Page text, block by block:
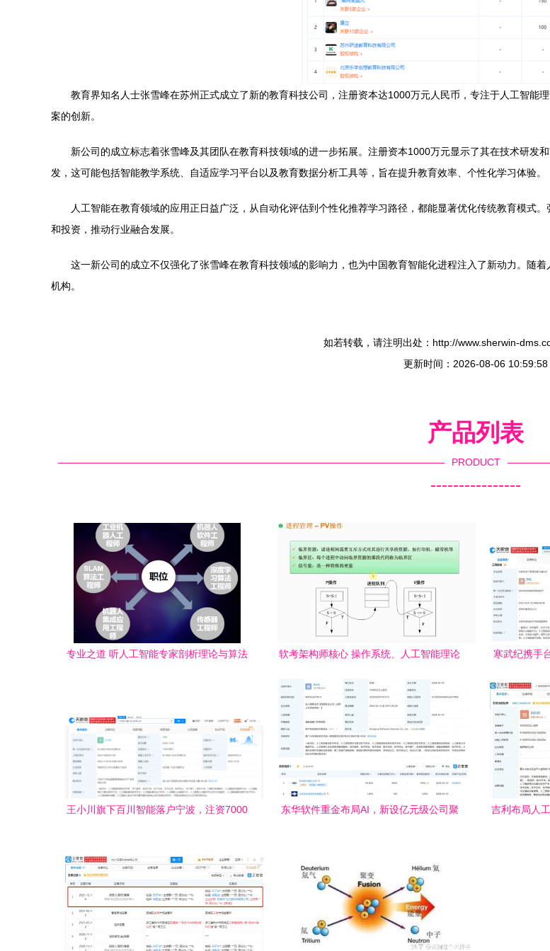
教育界知名人士张雪峰在苏州正式成立了新的教育科技公司，注册资本达1000万元人民币，专注于人工智能
案的创新。
新公司的成立标志着张雪峰及其团队在教育科技领域的进一步拓展。注册资本1000万元显示了其在技术研发
发，这可能包括智能教学系统、自适应学习平台以及教育数据分析工具等，旨在提升教育效率、个性化学习体验。
人工智能在教育领域的应用正日益广泛，从自动化评估到个性化推荐学习路径，都能显著优化传统教育模式
和投资，推动行业融合发展。
这一新公司的成立不仅强化了张雪峰在教育科技领域的影响力，也为中国教育智能化进程注入了新动力。随
机构。
如若转载，请注明出处：http://www.sherwin-
更新时间：2026-08-06 10:59:58
产品列表
PRODUCT
----------------
专业之道 听人工智能专家剖析理论与算法
软考架构师核心 操作系统、人工智能理论
寒武纪携手
王小川旗下百川智能落户宁波，注资7000
东华软件重金布局AI，新设亿元级公司聚
吉利布局人